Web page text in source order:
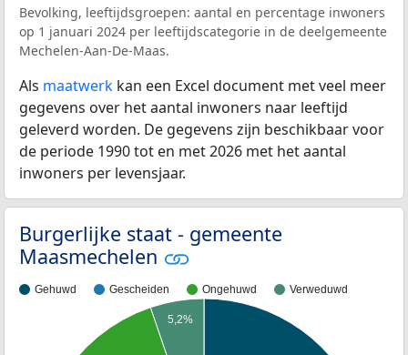
Bevolking, leeftijdsgroepen: aantal en percentage inwoners
op 1 januari 2024 per leeftijdscategorie in de deelgemeente
Mechelen-Aan-De-Maas.
Als maatwerk kan een Excel document met veel meer
gegevens over het aantal inwoners naar leeftijd
geleverd worden. De gegevens zijn beschikbaar voor
de periode 1990 tot en met 2026 met het aantal
inwoners per levensjaar.
Burgerlijke staat - gemeente
Maasmechelen
Gehuwd Gescheiden Ongehuwd Verweduwd
5,2%